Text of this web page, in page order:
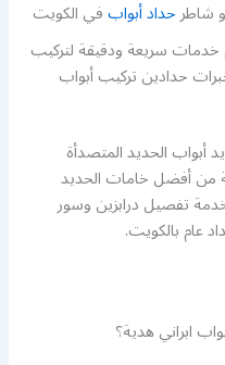
شاطرحداد أبوابفي الكويت
خدمات سريعة ودقيقة لتركيب
حدادين تركيب أبواب
الحديد المتصدأة
من أفضل خامات الحديد
خدمة تفصيل درابزين وسور
عام بالكويت.
ابراني هدية؟